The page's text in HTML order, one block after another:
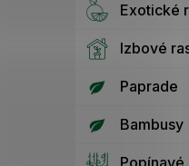
Exotické
Izbové
Paprade
Bambusy